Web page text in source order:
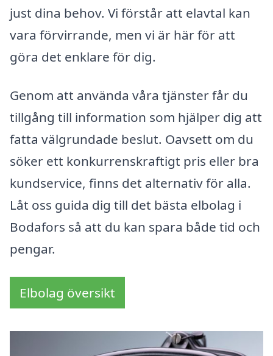
just dina behov. Vi förstår att elavtal kan
vara förvirrande, men vi är här för att
göra det enklare för dig.
Genom att använda våra tjänster får du
tillgång till information som hjälper dig att
fatta välgrundade beslut. Oavsett om du
söker ett konkurrenskraftigt pris eller bra
kundservice, finns det alternativ för alla.
Låt oss guida dig till det bästa elbolag i
Bodafors så att du kan spara både tid och
pengar.
Elbolag översikt